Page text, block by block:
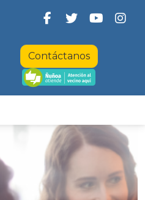
Contáctanos